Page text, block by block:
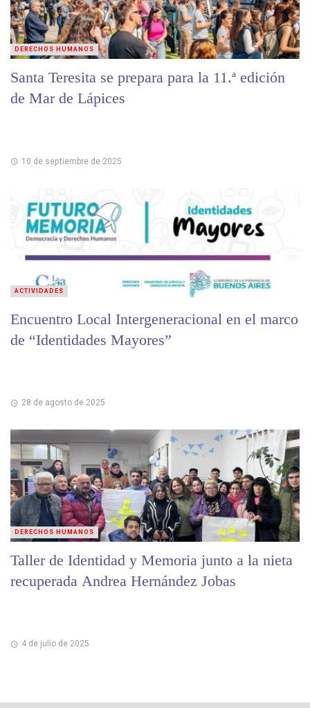
Santa Teresita se prepara para la 11.ª edición
de Mar de Lápices
10 de septiembre de 2025
DERECHOS HUMANOS
Encuentro Local Intergeneracional en el marco
de “Identidades Mayores”
28 de agosto de 2025
ACTIVIDADES
Taller de Identidad y Memoria junto a la nieta
recuperada Andrea Hernández Jobas
4 de julio de 2025
DERECHOS HUMANOS